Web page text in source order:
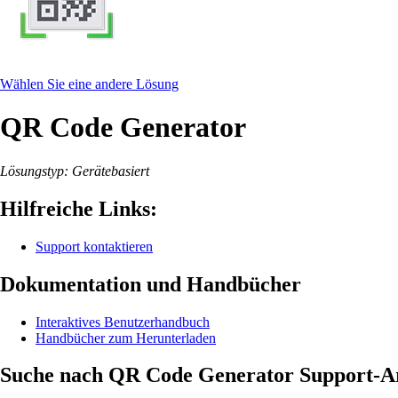
Wählen Sie eine andere Lösung
QR Code Generator
Lösungstyp: Gerätebasiert
Hilfreiche Links:
Support kontaktieren
Dokumentation und Handbücher
Interaktives Benutzerhandbuch
Handbücher zum Herunterladen
Suche nach QR Code Generator Support-